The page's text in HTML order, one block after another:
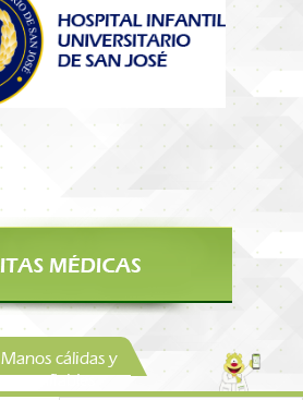
Manos cálidas y
confiables